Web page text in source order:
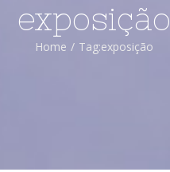
exposição
Home / Tag:exposição